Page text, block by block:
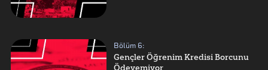
Bölüm 6:
Gençler Öğrenim Kredisi Borcunu
Ödeyemiyor